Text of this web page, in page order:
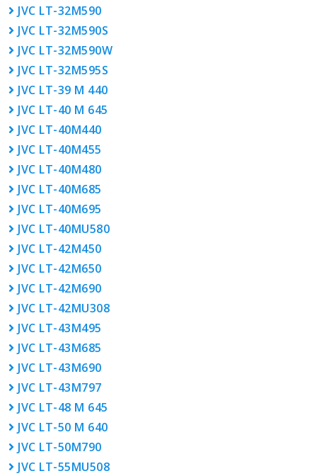
JVC LT-32M590
JVC LT-32M590S
JVC LT-32M590W
JVC LT-32M595S
JVC LT-39 M 440
JVC LT-40 M 645
JVC LT-40M440
JVC LT-40M455
JVC LT-40M480
JVC LT-40M685
JVC LT-40M695
JVC LT-40MU580
JVC LT-42M450
JVC LT-42M650
JVC LT-42M690
JVC LT-42MU308
JVC LT-43M495
JVC LT-43M685
JVC LT-43M690
JVC LT-43M797
JVC LT-48 M 645
JVC LT-50 M 640
JVC LT-50M790
JVC LT-55MU508